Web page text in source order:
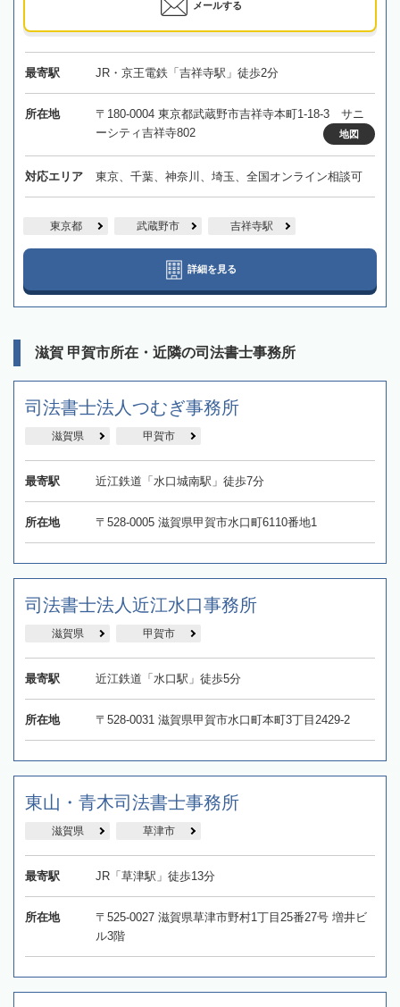
メールする
最寄駅 JR・京王電鉄「吉祥寺駅」徒歩2分
所在地
〒180-0004 東京都武蔵野市吉祥寺本町1-18-3 サニ
ーシティ吉祥寺802
地図
対応エリア 東京、千葉、神奈川、埼玉、全国オンライン相談可
東京都 武蔵野市 吉祥寺駅
詳細を見る
滋賀 甲賀市所在・近隣の司法書士事務所
司法書士法人つむぎ事務所
滋賀県 甲賀市
最寄駅 近江鉄道「水口城南駅」徒歩7分
所在地 〒528-0005 滋賀県甲賀市水口町6110番地1
司法書士法人近江水口事務所
滋賀県 甲賀市
最寄駅 近江鉄道「水口駅」徒歩5分
所在地 〒528-0031 滋賀県甲賀市水口町本町3丁目2429-2
東山・青木司法書士事務所
滋賀県 草津市
最寄駅 JR「草津駅」徒歩13分
所在地
〒525-0027 滋賀県草津市野村1丁目25番27号 増井ビ
ル3階